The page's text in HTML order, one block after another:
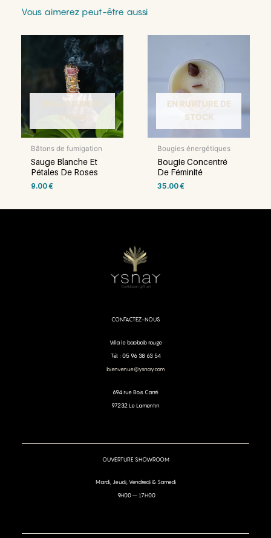
Vous aimerez peut-être aussi
EN RUPTURE DE
STOCK
Bâtons de fumigation
Sauge Blanche Et
Pétales De Roses
9.00€
EN RUPTURE DE
STOCK
Bougies énergétiques
Bougie Concentré
De Féminité
35.00€
CONTACTEZ-NOUS
Villa le baobab rouge
Tél. : 05 96 38 63 54
bienvenue@ysnay.com
694 rue Bois Carré
97232 Le Lamentin
OUVERTURE SHOWROOM
Mardi, Jeudi, Vendredi & Samedi
9H00 – 17H00